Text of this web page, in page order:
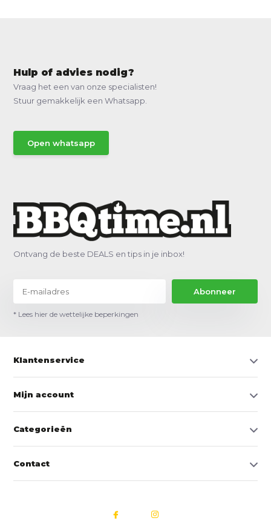
Hulp of advies nodig?
Vraag het een van onze specialisten!
Stuur gemakkelijk een Whatsapp.
Open whatsapp
Ontvang de beste DEALS en tips in je inbox!
Abonneer
* Lees hier de wettelijke beperkingen
Klantenservice
Mijn account
Categorieën
Contact